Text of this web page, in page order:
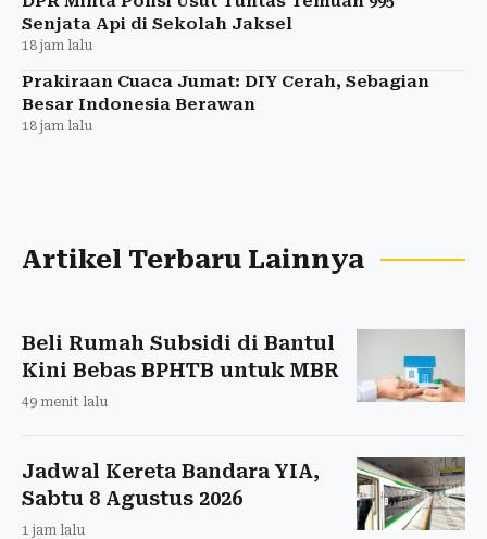
Senjata Api di Sekolah Jaksel
18 jam lalu
Prakiraan Cuaca Jumat: DIY Cerah, Sebagian
Besar Indonesia Berawan
18 jam lalu
Artikel Terbaru Lainnya
Beli Rumah Subsidi di Bantul
Kini Bebas BPHTB untuk MBR
49 menit lalu
Jadwal Kereta Bandara YIA,
Sabtu 8 Agustus 2026
1 jam lalu